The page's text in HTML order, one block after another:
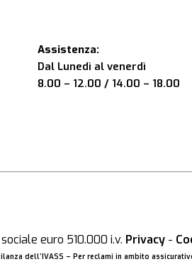
Assistenza:
Dal Lunedì al venerdì
8.00 – 12.00 / 14.00 – 18.00
euro 510.000 i.v. Privacy -
dell’IVASS – Per reclami in ambito